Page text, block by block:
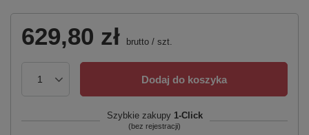
629,80 zł brutto / szt.
Dodaj do koszyka
Szybkie zakupy 1-Click
(bez rejestracji)